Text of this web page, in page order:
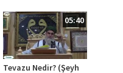
05:40
Tevazu Nedir? (Şeyh